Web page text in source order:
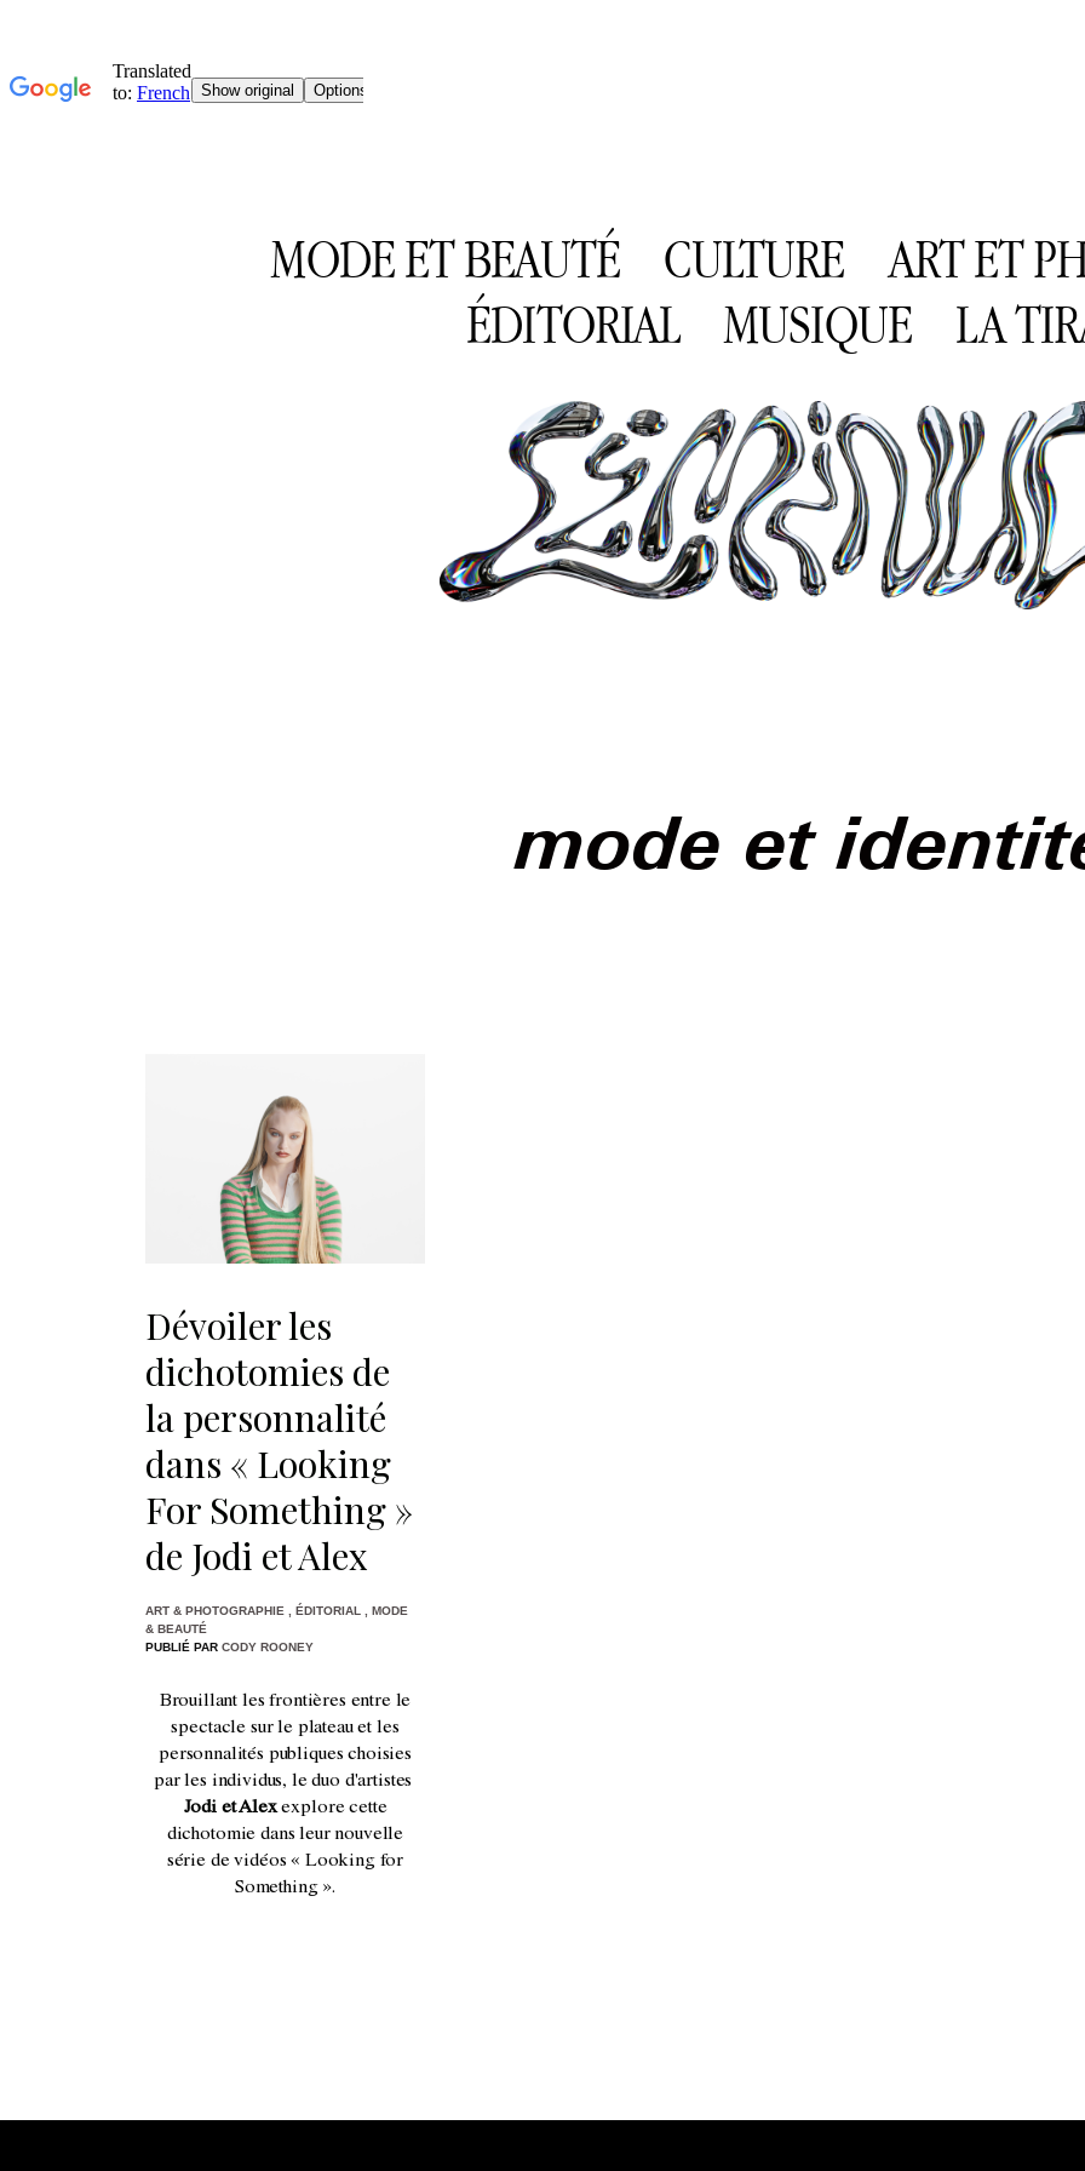
MODE ET BEAUTÉ CULTURE
ART ET
ÉDITORIAL
MUSIQUE LA
mode et
Dévoiler les
dichotomies de
la personnalité
dans « Looking
For Something »
de Jodi et Alex
ART & PHOTOGRAPHIE ÉDITORIAL
MODE
& BEAUTÉ
PUBLIÉ PAR CODY ROONEY
Brouillant les frontières entre le
spectacle sur le plateau et les
personnalités publiques choisies
par les individus, le duo d'artistes
Jodi et Alexexplore cette
dichotomie dans leur nouvelle
série de vidéos « Looking for
Something ».